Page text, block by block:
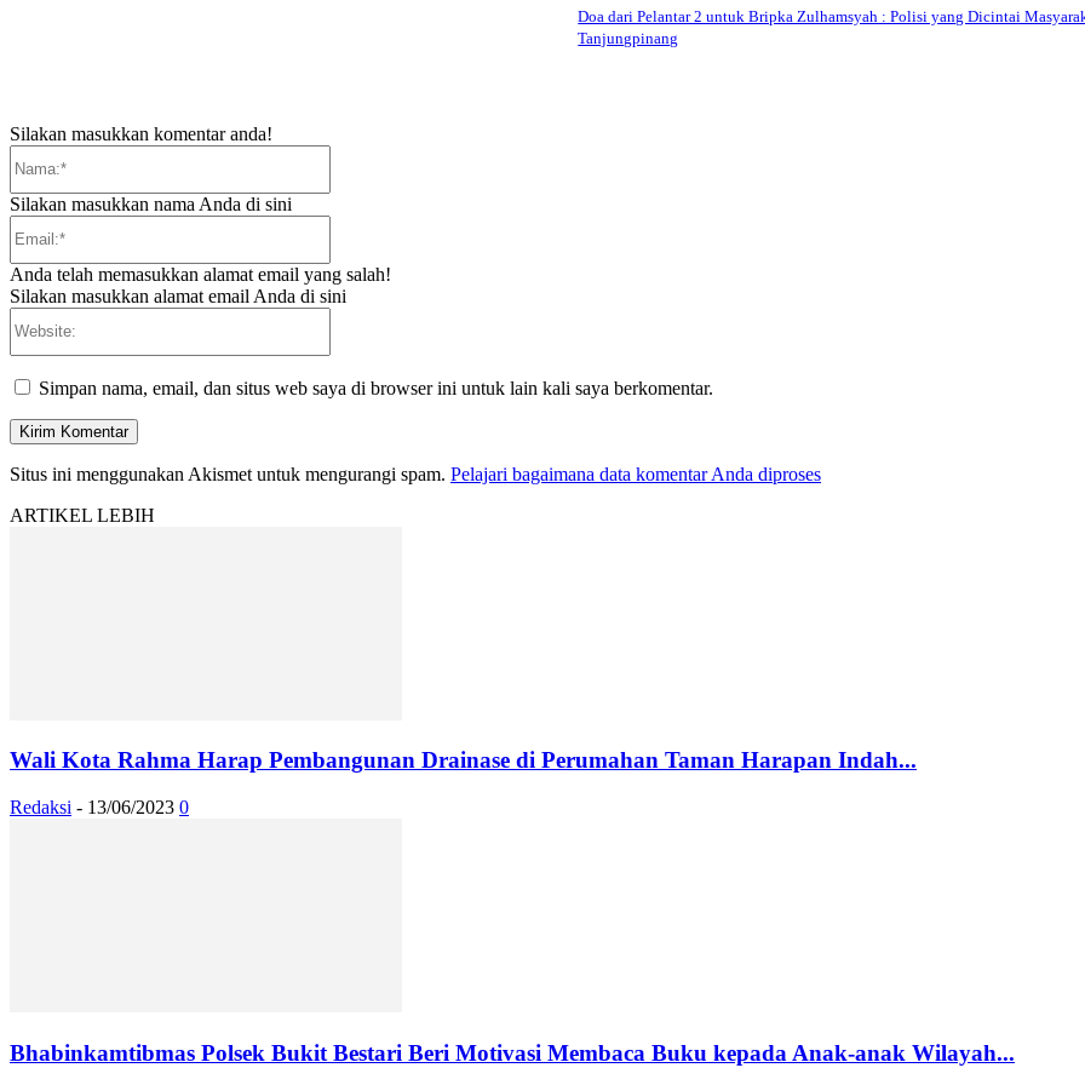
Doa dari Pelantar 2 untuk Bripka Zulhamsyah : Polisi yang Dicintai
Tanjungpinang
Silakan masukkan komentar anda!
Silakan masukkan nama Anda di sini
Anda telah memasukkan alamat email yang salah!
Silakan masukkan alamat email Anda di sini
Simpan nama, email, dan situs web saya di browser ini untuk lain kali saya berkomentar.
Situs ini menggunakan Akismet untuk mengurangi spam. Pelajari bagaimana data komentar Anda diproses
ARTIKEL LEBIH
Wali Kota Rahma Harap Pembangunan Drainase di Perumahan Taman Harapan Indah...
Redaksi - 13/06/2023 0
Bhabinkamtibmas Polsek Bukit Bestari Beri Motivasi Membaca Buku kepada Anak-anak Wilayah...